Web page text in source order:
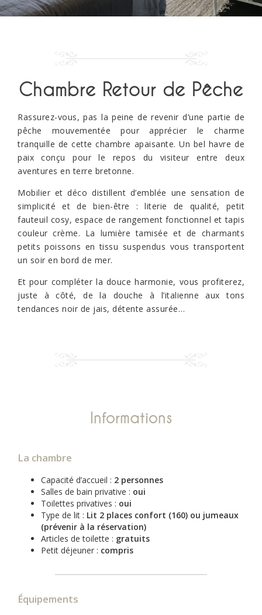
Chambre Retour de Pêche
Rassurez-vous, pas la peine de revenir d’une partie de
pêche mouvementée pour apprécier le charme
tranquille de cette chambre apaisante. Un bel havre de
paix conçu pour le repos du visiteur entre deux
aventures en terre bretonne.
Mobilier et déco distillent d’emblée une sensation de
simplicité et de bien-être : literie de qualité, petit
fauteuil cosy, espace de rangement fonctionnel et tapis
couleur crème. La lumière tamisée et de charmants
petits poissons en tissu suspendus vous transportent
un soir en bord de mer.
Et pour compléter la douce harmonie, vous profiterez,
juste à côté, de la douche à l’italienne aux tons
tendances noir de jais, détente assurée…
Informations
La chambre
Capacité d’accueil : 2 personnes
Salles de bain privative : oui
Toilettes privatives : oui
Type de lit : Lit 2 places confort (160) ou jumeaux
(prévenir à la réservation)
Articles de toilette : gratuits
Petit déjeuner : compris
Équipements